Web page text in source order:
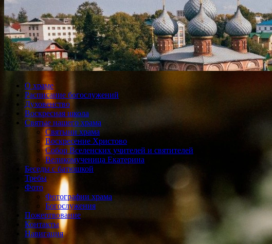
О храме
Расписание богослужений
Духовенство
Воскресная школа
Святые нашего храма
Святыни храма
Воскресение Христово
Собор Вселенских учителей и святителей
Великомученица Екатерина
Беседы с батюшкой
Требы
Фото
Фотографии храма
Богослужения
Пожертвование
Контакты
Навигация